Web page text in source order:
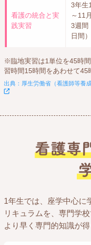
看護の統合と実
践実習
3年生
～11月
3週間
日間）
※臨地実習は1単位を45時
習時間15時間をあわせて45
出典：厚生労働省（看護師等養
1年生では、座学中心に
リキュラムを、専門学
より早く専門的知識が得